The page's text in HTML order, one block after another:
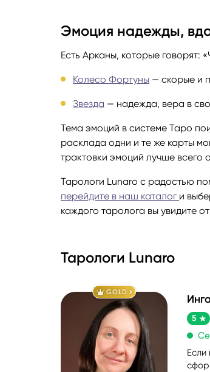
Эмоция надежды,
Есть Арканы, которые говорят:
Колесо Фортуны — скорые и
Звезда — надежда, вера в
Тема эмоций в системе Таро
расклада одни и те же карты
трактовки эмоций лучше всего
Тарологи Lunaro с радостью
перейдите в наш каталог и
каждого таролога вы увидите
Тарологи Lunaro
GOLD
5